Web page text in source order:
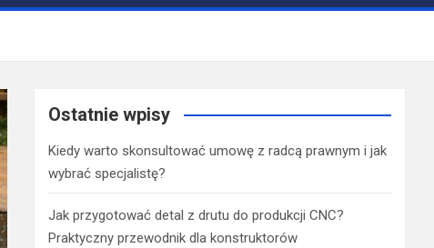
Ostatnie wpisy
Kiedy warto skonsultować umowę z radcą prawnym i jak
wybrać specjalistę?
Jak przygotować detal z drutu do produkcji CNC?
Praktyczny przewodnik dla konstruktorów